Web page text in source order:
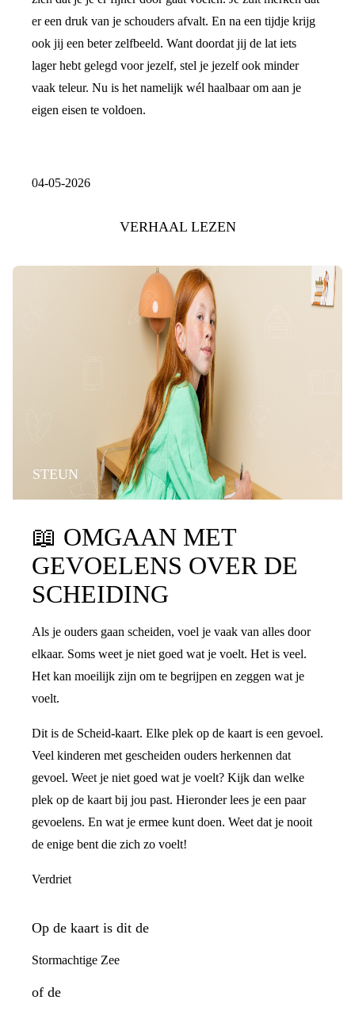
er een druk van je schouders afvalt. En na een tijdje krijg
ook jij een beter zelfbeeld. Want doordat jij de lat iets
lager hebt gelegd voor jezelf, stel je jezelf ook minder
vaak teleur. Nu is het namelijk wél haalbaar om aan je
eigen eisen te voldoen.
04-05-2026
VERHAAL LEZEN
STEUN
📖 OMGAAN MET
GEVOELENS OVER DE
SCHEIDING
Als je ouders gaan scheiden, voel je vaak van alles door
elkaar. Soms weet je niet goed wat je voelt. Het is veel.
Het kan moeilijk zijn om te begrijpen en zeggen wat je
voelt.
Dit is de Scheid-kaart. Elke plek op de kaart is een gevoel.
Veel kinderen met gescheiden ouders herkennen dat
gevoel. Weet je niet goed wat je voelt? Kijk dan welke
plek op de kaart bij jou past. Hieronder lees je een paar
gevoelens. En wat je ermee kunt doen. Weet dat je nooit
de enige bent die zich zo voelt!
Verdriet
Op de kaart is dit de
Stormachtige Zee
of de